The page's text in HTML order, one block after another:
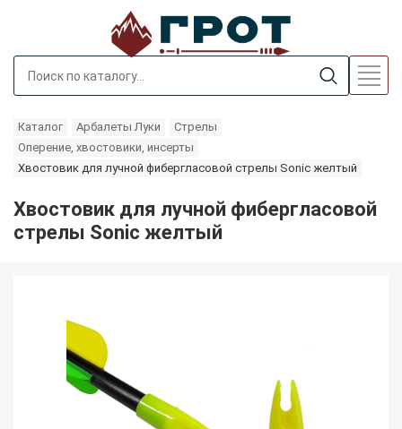
Каталог Арбалеты Луки
Стрелы
Оперение, хвостовики, инсерты
Хвостовик для лучной фибергласовой стрелы Sonic желтый
Хвостовик для лучной фибергласовой
стрелы Sonic желтый